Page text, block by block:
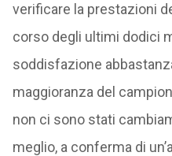
verificare la prestazioni
corso degli ultimi dodici
soddisfazione
maggioranza del
non ci sono stati
meglio, a conferma di